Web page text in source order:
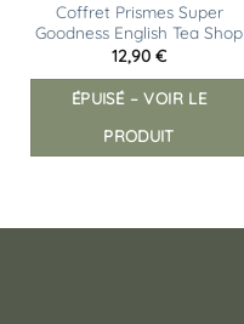
Coffret Prismes Super
Goodness English Tea Shop
12,90 €
ÉPUISÉ – VOIR LE
PRODUIT